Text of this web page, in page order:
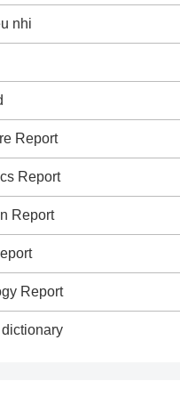
nhi
Report
Report
Report
Report